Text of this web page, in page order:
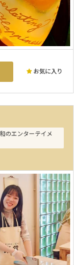
お気に入り
のエンターテイメ